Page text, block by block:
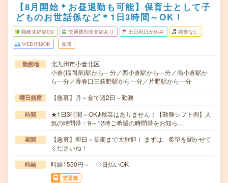
【8月開始＊お昼退勤も可能】保育士として子
どものお世話係など＊1日3時間～OK！
職種未経験OK 交通費別途支給あり 土日祝日が休み 残業なし
WEB登録OK 派遣
勤務地
北九州市小倉北区
小倉(福岡県)駅から---分／西小倉駅から---分／南小倉駅か
ら---分／香春口三萩野駅から---分／片野駅から---分
曜日頻度 【急募】月～金で週2日～勤務
時間
★1日3時間～OK♪残業はありません！【勤務シフト例】人
気の時間帯：9～12時ご希望の時間帯をお知ら…
期間
【急募】即日～長期まで大歓迎！ まずは、希望を聞かせて
くださいね！
時給 時給1550円～ ◇日払いOK
交通費